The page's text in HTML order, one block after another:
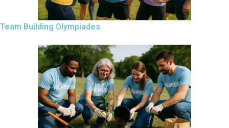
Team Building Olympiades